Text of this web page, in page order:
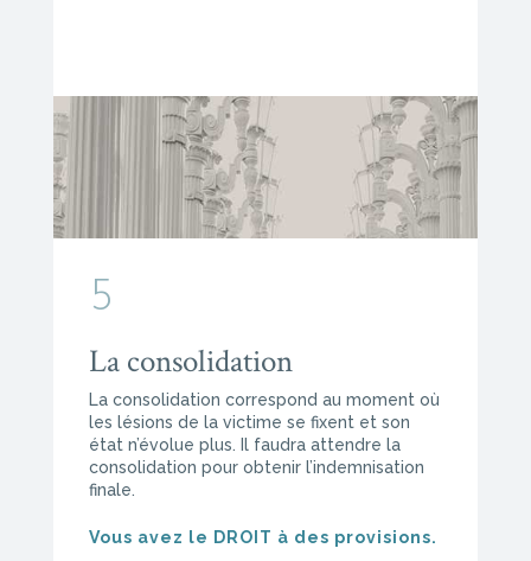
5
La consolidation
La consolidation correspond au moment où
les lésions de la victime se fixent et son
état n’évolue plus. Il faudra attendre la
consolidation pour obtenir l’indemnisation
finale.
Vous avez le DROIT à des provisions.